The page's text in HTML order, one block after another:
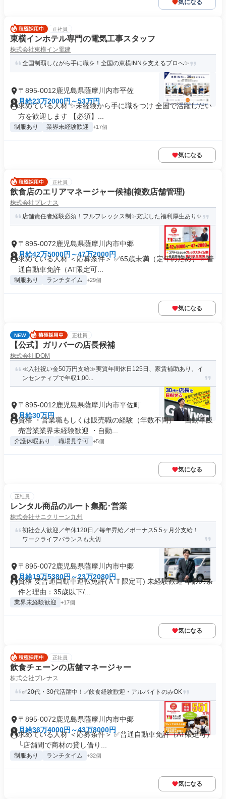
気になる
正社員
東横インホテル専門の電気工事スタッフ
株式会社東横イン電建
全国制覇しながら手に職を！全国の東横INNを支えるプロへ✨
〒895-0012鹿児島県薩摩川内市平佐
月給23万2000円～53万円
求めている人材 ✨未経験から手に職をつけ 全国で活躍したい
方を歓迎します 【必須】...
制服あり 業界未経験歓迎 +17個
気になる
正社員
飲食店のエリアマネージャー候補(複数店舗管理)
株式会社プレナス
店舗責任者経験必須！フルフレックス制✨充実した福利厚生あり✨
〒895-0072鹿児島県薩摩川内市中郷
月給42万5000円～47万2000円
求めている人材 ＜応募条件＞ ✅65歳未満（定年のため） ✅普
通自動車免許（AT限定可...
制服あり ランチタイム +29個
気になる
NEW 正社員
【公式】ガリバーの店長候補
株式会社IDOM
≪入社祝い金50万円支給≫実質年間休日125日、家賃補助あり、イ
ンセンティブで年収1,00...
〒895-0012鹿児島県薩摩川内市平佐町
月給30万円
資格 ・営業職もしくは販売職の経験（年数不問） ・自動車販
売営業業界未経験歓迎 ・自動...
介護休暇あり 職場見学可 +5個
気になる
正社員
レンタル商品のルート集配･営業
株式会社サニクリーン九州
初社会人歓迎／年休120日／毎年昇給／ボーナス5.5ヶ月分支給！
ワークライフバランスも大切...
〒895-0072鹿児島県薩摩川内市中郷
月給19万5380円～23万2080円
資格 要普通自動車運転免許(ＡＴ限定可) 未経験歓迎 年齢の条
件と理由：35歳以下/...
業界未経験歓迎 +17個
気になる
正社員
飲食チェーンの店舗マネージャー
株式会社プレナス
✅20代・30代活躍中！✅飲食経験歓迎・アルバイトのみOK
〒895-0072鹿児島県薩摩川内市中郷
月給36万4000円～43万8000円
求めている人材 ＜応募条件＞ ✅普通自動車免許（AT限定可）
└店舗間で商材の貸し借り...
制服あり ランチタイム +32個
気になる